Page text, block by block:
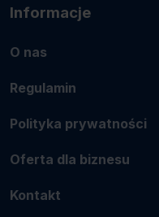
Informacje
O nas
Regulamin
Polityka prywatności
Oferta dla biznesu
Kontakt